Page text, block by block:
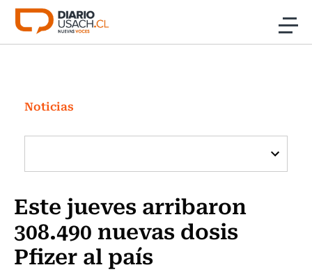
Click acá para ir directamente al contenido
Investigación
Cultura
Programas Radio y TV Usach
Noticias
Este jueves arribaron
308.490 nuevas dosis
Pfizer al país